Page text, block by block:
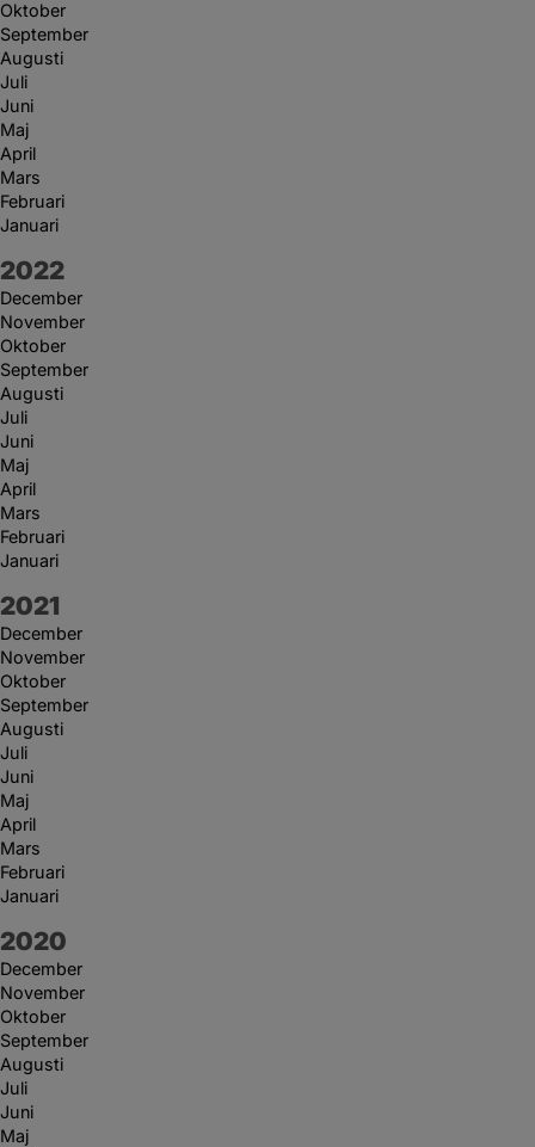
Oktober
September
Augusti
Juli
Juni
Maj
April
Mars
Februari
Januari
År:
2022
December
November
Oktober
September
Augusti
Juli
Juni
Maj
April
Mars
Februari
Januari
År:
2021
December
November
Oktober
September
Augusti
Juli
Juni
Maj
April
Mars
Februari
Januari
År:
2020
December
November
Oktober
September
Augusti
Juli
Juni
Maj